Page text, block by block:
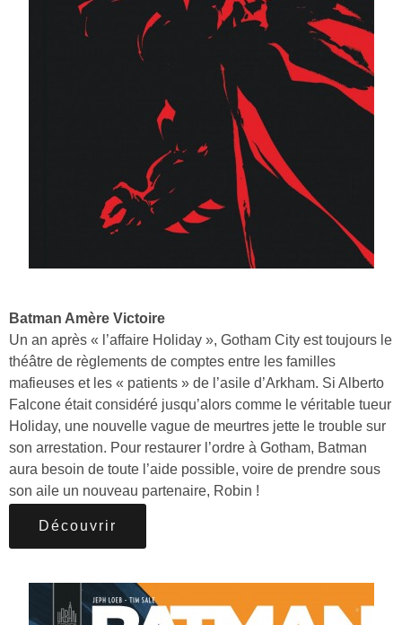
Batman Amère Victoire
Un an après « l’affaire Holiday », Gotham City est toujours le
théâtre de règlements de comptes entre les familles
mafieuses et les « patients » de l’asile d’Arkham. Si Alberto
Falcone était considéré jusqu’alors comme le véritable tueur
Holiday, une nouvelle vague de meurtres jette le trouble sur
son arrestation. Pour restaurer l’ordre à Gotham, Batman
aura besoin de toute l’aide possible, voire de prendre sous
son aile un nouveau partenaire, Robin !
Découvrir